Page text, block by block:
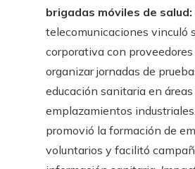
brigadas móviles de salud:
telecomunicaciones vinculó
corporativa con
organizar jornadas de
educación sanitaria en áreas
emplazamientos
promovió la formación de
voluntarios y facilitó